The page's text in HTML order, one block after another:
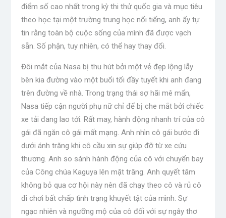
điểm số cao nhất trong kỳ thi thử quốc gia và mục tiêu
theo học tại một trường trung học nổi tiếng, anh ấy tự
tin rằng toàn bộ cuộc sống của mình đã được vạch
sẵn. Số phận, tuy nhiên, có thể hay thay đổi.
Đôi mắt của Nasa bị thu hút bởi một vẻ đẹp lộng lẫy
bên kia đường vào một buổi tối đầy tuyết khi anh đang
trên đường về nhà. Trong trạng thái sợ hãi mê mẩn,
Nasa tiếp cận người phụ nữ chỉ để bị che mắt bởi chiếc
xe tải đang lao tới. Rất may, hành động nhanh trí của cô
gái đã ngăn cô gái mất mạng. Anh nhìn cô gái bước đi
dưới ánh trăng khi cô cầu xin sự giúp đỡ từ xe cứu
thương. Anh so sánh hành động của cô với chuyến bay
của Công chúa Kaguya lên mặt trăng. Anh quyết tâm
không bỏ qua cơ hội này nên đã chạy theo cô và rủ cô
đi chơi bất chấp tình trạng khuyết tật của mình. Sự
ngạc nhiên và ngưỡng mộ của cô đối với sự ngây thơ